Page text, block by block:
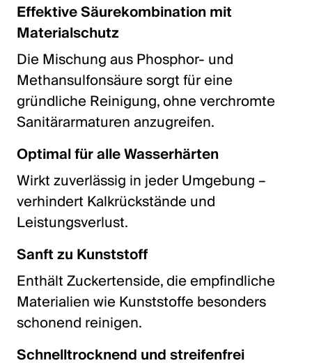
Effektive Säurekombination mit
Materialschutz
Die Mischung aus Phosphor- und
Methansulfonsäure sorgt für eine
gründliche Reinigung, ohne verchromte
Sanitärarmaturen anzugreifen.
Optimal für alle Wasserhärten
Wirkt zuverlässig in jeder Umgebung –
verhindert Kalkrückstände und
Leistungsverlust.
Sanft zu Kunststoff
Enthält Zuckertenside, die empfindliche
Materialien wie Kunststoffe besonders
schonend reinigen.
Schnelltrocknend und streifenfrei